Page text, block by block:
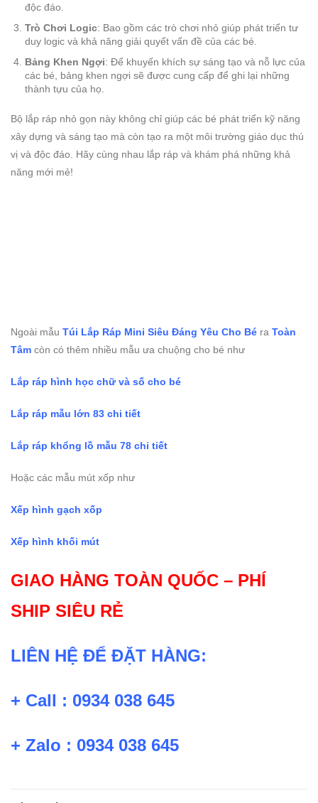
độc đáo.
Trò Chơi Logic: Bao gồm các trò chơi nhỏ giúp phát triển tư
duy logic và khả năng giải quyết vấn đề của các bé.
Bảng Khen Ngợi: Để khuyến khích sự sáng tạo và nỗ lực của
các bé, bảng khen ngợi sẽ được cung cấp để ghi lại những
thành tựu của họ.
Bộ lắp ráp nhỏ gọn này không chỉ giúp các bé phát triển kỹ năng
xây dựng và sáng tạo mà còn tạo ra một môi trường giáo dục thú
vị và độc đáo. Hãy cùng nhau lắp ráp và khám phá những khả
năng mới mẻ!
Ngoài mẫu Túi Lắp Ráp Mini Siêu Đáng Yêu Cho Bé ra Toàn
Tâm còn có thêm nhiều mẫu ưa chuộng cho bé như
Lắp ráp hình học chữ và số cho bé
Lắp ráp mẫu lớn 83 chi tiết
Lắp ráp khổng lồ mẫu 78 chi tiết
Hoặc các mẫu mút xốp như
Xếp hình gạch xốp
Xếp hình khối mút
GIAO HÀNG TOÀN QUỐC – PHÍ
SHIP SIÊU RẺ
LIÊN HỆ ĐỂ ĐẶT HÀNG:
+ Call : 0934 038 645
+ Zalo : 0934 038 645